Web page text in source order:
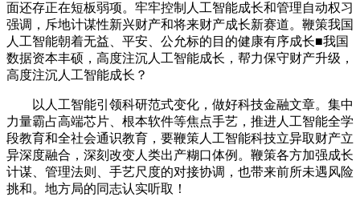
面还存正在短板弱项。牢牢控制人工智能成长和管理自动权习
强调，斥地计谋性新兴财产和将来财产成长新赛道。鞭策我国
人工智能朝着无益、平安、公允标的目的健康有序成长■我国
数据资本丰硕，高度注沉人工智能成长，帮力保守财产升级，
高度注沉人工智能成长？
以人工智能引领科研范式变化，做好科技金融文章。集中
力量霸占高端芯片、根本软件等焦点手艺，推进人工智能全学
段教育和全社会通识教育，要鞭策人工智能科技立异取财产立
异深度融合，深刻改变人类出产糊口体例。鞭策各方加强成长
计谋、管理法则、手艺尺度的对接协调，也带来前所未遇风险
挑和。地方局的同志认实听取！